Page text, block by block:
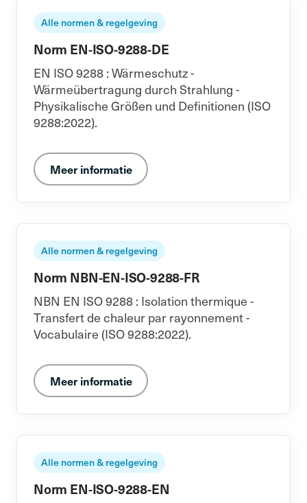
Alle normen & regelgeving
Norm EN-ISO-9288-DE
EN ISO 9288 : Wärmeschutz -
Wärmeübertragung durch Strahlung -
Physikalische Größen und Definitionen (ISO
9288:2022).
Meer informatie
Alle normen & regelgeving
Norm NBN-EN-ISO-9288-FR
NBN EN ISO 9288 : Isolation thermique -
Transfert de chaleur par rayonnement -
Vocabulaire (ISO 9288:2022).
Meer informatie
Alle normen & regelgeving
Norm EN-ISO-9288-EN